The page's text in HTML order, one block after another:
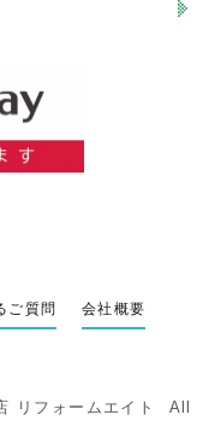
ご質問 会社概要
リフォームエイト
All